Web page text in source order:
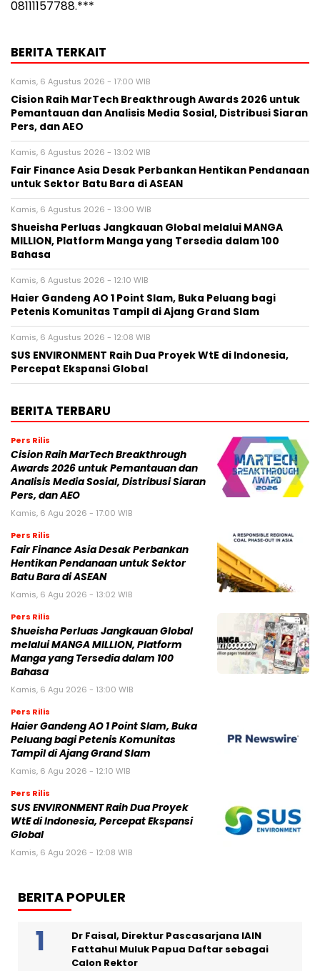
08111157788.***
BERITA TERKAIT
Kamis, 6 Agustus 2026 - 17:00 WIB
Cision Raih MarTech Breakthrough Awards 2026 untuk
Pemantauan dan Analisis Media Sosial, Distribusi Siaran
Pers, dan AEO
Kamis, 6 Agustus 2026 - 13:02 WIB
Fair Finance Asia Desak Perbankan Hentikan Pendanaan
untuk Sektor Batu Bara di ASEAN
Kamis, 6 Agustus 2026 - 13:00 WIB
Shueisha Perluas Jangkauan Global melalui MANGA
MILLION, Platform Manga yang Tersedia dalam 100
Bahasa
Kamis, 6 Agustus 2026 - 12:10 WIB
Haier Gandeng AO 1 Point Slam, Buka Peluang bagi
Petenis Komunitas Tampil di Ajang Grand Slam
Kamis, 6 Agustus 2026 - 12:08 WIB
SUS ENVIRONMENT Raih Dua Proyek WtE di Indonesia,
Percepat Ekspansi Global
BERITA TERBARU
Pers Rilis
Cision Raih MarTech Breakthrough
Awards 2026 untuk Pemantauan dan
Analisis Media Sosial, Distribusi Siaran
Pers, dan AEO
Kamis, 6 Agu 2026 - 17:00 WIB
Pers Rilis
Fair Finance Asia Desak Perbankan
Hentikan Pendanaan untuk Sektor
Batu Bara di ASEAN
Kamis, 6 Agu 2026 - 13:02 WIB
Pers Rilis
Shueisha Perluas Jangkauan Global
melalui MANGA MILLION, Platform
Manga yang Tersedia dalam 100
Bahasa
Kamis, 6 Agu 2026 - 13:00 WIB
Pers Rilis
Haier Gandeng AO 1 Point Slam, Buka
Peluang bagi Petenis Komunitas
Tampil di Ajang Grand Slam
Kamis, 6 Agu 2026 - 12:10 WIB
Pers Rilis
SUS ENVIRONMENT Raih Dua Proyek
WtE di Indonesia, Percepat Ekspansi
Global
Kamis, 6 Agu 2026 - 12:08 WIB
BERITA POPULER
Dr Faisal, Direktur Pascasarjana IAIN
Fattahul Muluk Papua Daftar sebagai
Calon Rektor